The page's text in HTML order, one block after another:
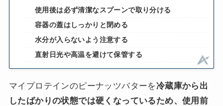
使用後は必ず清潔なスプーンで取り分ける
容器の蓋はしっかりと閉める
水分が入らないよう注意する
直射日光や高温を避けて保管する
マイプロテインのピーナッツバターを冷蔵庫から出
したばかりの状態では硬くなっているため、使用前